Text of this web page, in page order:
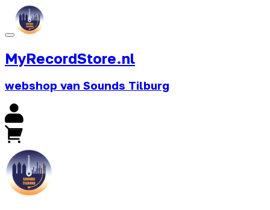
MyRecordStore.nl
webshop van Sounds Tilburg